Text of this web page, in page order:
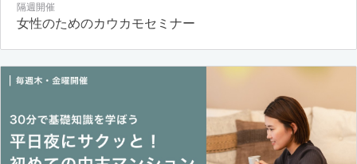
隔週開催
女性のためのカウカモセミナー